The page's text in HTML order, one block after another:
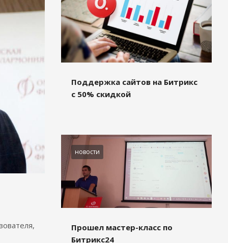
Поддержка сайтов на Битрикс
с 50% скидкой
новости
Прошел мастер-класс по
Битрикс24